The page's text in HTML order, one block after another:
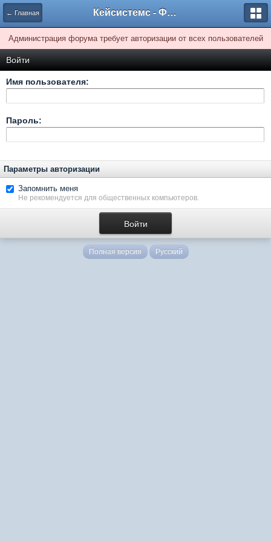
← Главная Кейсистемс - Форумы
Администрация форума требует авторизации от всех пользователей
Войти
Имя пользователя:
Пароль:
Параметры авторизации
Запомнить меня
Не рекомендуется для общественных компьютеров.
Полная версия Русский